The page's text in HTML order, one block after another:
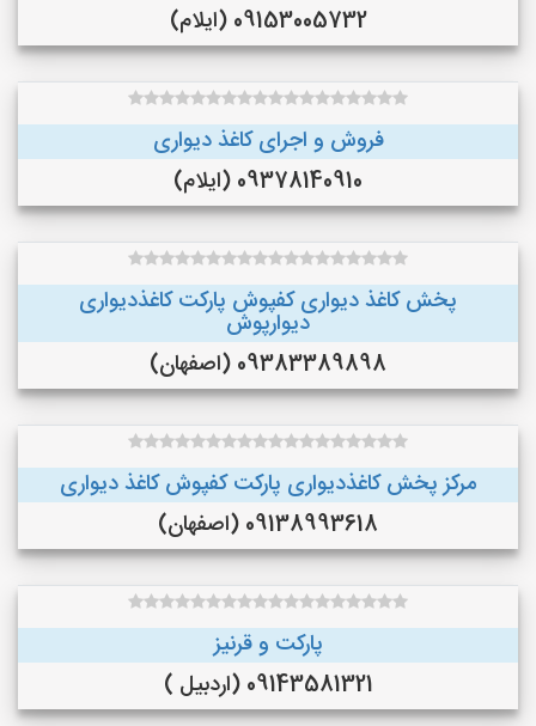
09153005732 (ایلام)
فروش و اجرای کاغذ دیواری
09378140910 (ایلام)
پخش کاغذ دیواری کفپوش پارکت کاغذدیواری
دیوارپوش
09383389898 (اصفهان)
مرکز پخش کاغذدیواری پارکت کفپوش کاغذ دیواری
09138993618 (اصفهان)
پارکت و قرنیز
09143581321 (اردبیل )